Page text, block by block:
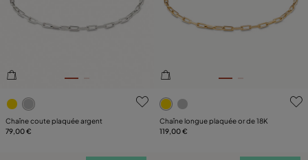
4,4 sur 5 Evaluation des clients
Chaîne coute plaquée argent
79,00 €
4,7 sur 5 Evaluation des
Chaîne longue plaquée or de 18K
119,00 €